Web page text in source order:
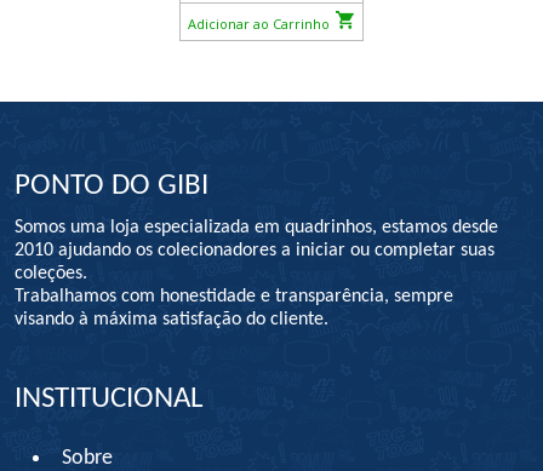
Adicionar ao Carrinho
PONTO DO GIBI
Somos uma loja especializada em quadrinhos, estamos desde
2010 ajudando os colecionadores a iniciar ou completar suas
coleções.
Trabalhamos com honestidade e transparência, sempre
visando à máxima satisfação do cliente.
INSTITUCIONAL
Sobre